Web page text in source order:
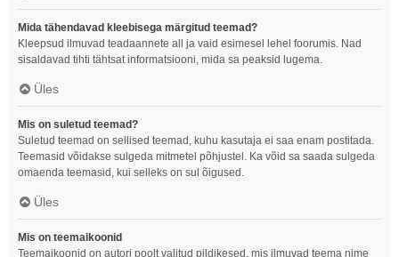
Mida tähendavad kleebisega märgitud teemad?
Kleepsud ilmuvad teadaannete all ja vaid esimesel lehel foorumis. Nad
sisaldavad tihti tähtsat informatsiooni, mida sa peaksid lugema.
Üles
Mis on suletud teemad?
Suletud teemad on sellised teemad, kuhu kasutaja ei saa enam postitada.
Teemasid võidakse sulgeda mitmetel põhjustel. Ka võid sa saada sulgeda
omaenda teemasid, kui selleks on sul õigused.
Üles
Mis on teemaikoonid
Teemaikoonid on autori poolt valitud pildikesed, mis ilmuvad teema nime